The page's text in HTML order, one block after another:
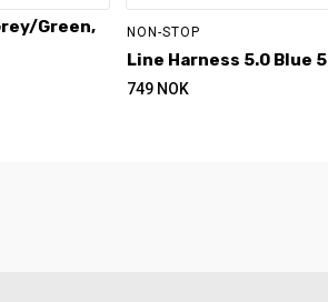
Green,
NON-STOP
Line Harness 5.0 Blue 5
749 NOK